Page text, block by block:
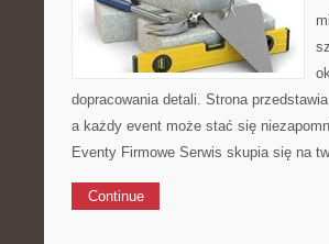
dopracowania detali. Strona
a każdy event może stać się
Eventy Firmowe Serwis skupia się na
Continue